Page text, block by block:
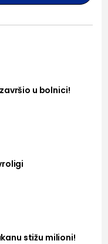
u bolnici!
stižu milioni!